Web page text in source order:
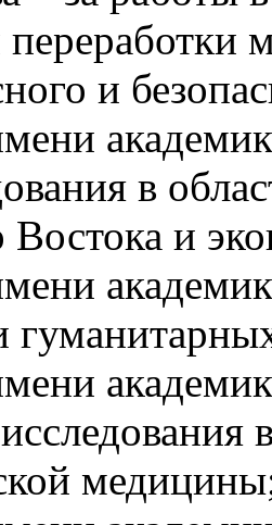
переработки
и
в
Востока и